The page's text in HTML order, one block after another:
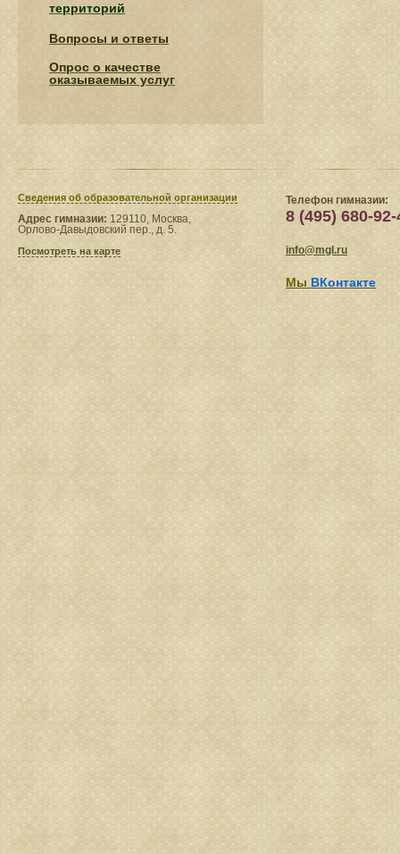
территорий
Вопросы и ответы
Опрос о качестве
оказываемых услуг
Сведения​ об образовательной организации
Адрес гимназии: 129110, Москва,
Орлово-Давыдовский пер., д. 5.
Посмотреть на карте
Телефон гимназии:
8 (495) 680-92-
info@mgl.ru
Мы ВКонтакте